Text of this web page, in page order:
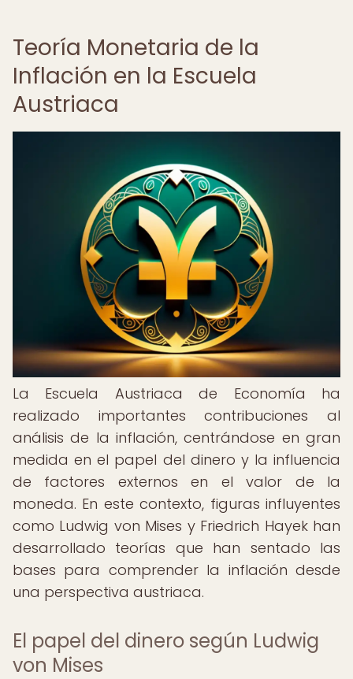
Teoría Monetaria de la
Inflación en la Escuela
Austriaca
La Escuela Austriaca de Economía ha
realizado importantes contribuciones al
análisis de la inflación, centrándose en gran
medida en el papel del dinero y la influencia
de factores externos en el valor de la
moneda. En este contexto, figuras influyentes
como Ludwig von Mises y Friedrich Hayek han
desarrollado teorías que han sentado las
bases para comprender la inflación desde
una perspectiva austriaca.
El papel del dinero según Ludwig
von Mises